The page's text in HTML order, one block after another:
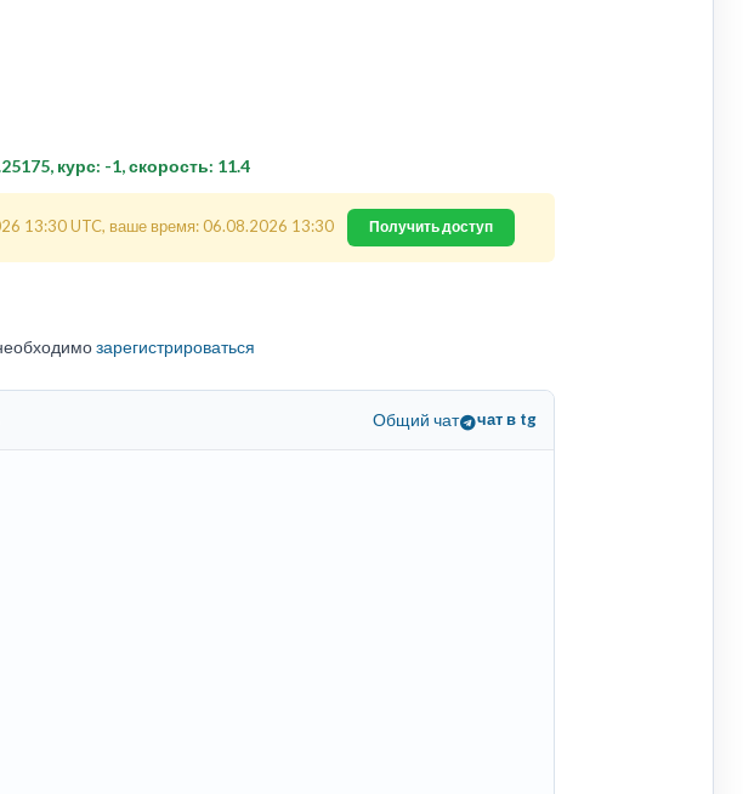
курс: -1, скорость: 11.4
13:30 UTC, ваше время: 06.08.2026 13:30 Получить доступ
зарегистрироваться
Общий чат чат в tg